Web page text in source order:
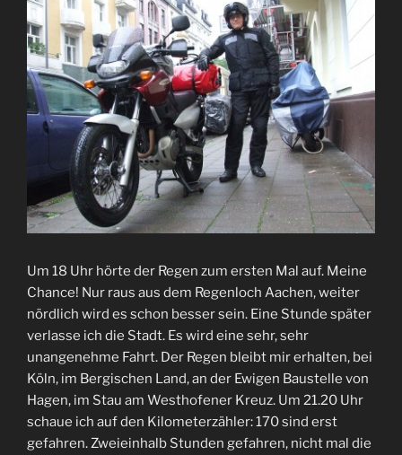
Um 18 Uhr hörte der Regen zum ersten Mal auf. Meine
Chance! Nur raus aus dem Regenloch Aachen, weiter
nördlich wird es schon besser sein. Eine Stunde später
verlasse ich die Stadt. Es wird eine sehr, sehr
unangenehme Fahrt. Der Regen bleibt mir erhalten, bei
Köln, im Bergischen Land, an der Ewigen Baustelle von
Hagen, im Stau am Westhofener Kreuz. Um 21.20 Uhr
schaue ich auf den Kilometerzähler: 170 sind erst
gefahren. Zweieinhalb Stunden gefahren, nicht mal die